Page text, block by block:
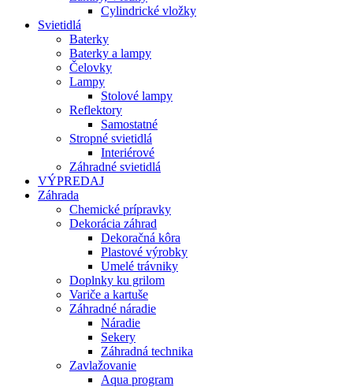
Cylindrické vložky
Svietidlá
Baterky
Baterky a lampy
Čelovky
Lampy
Stolové lampy
Reflektory
Samostatné
Stropné svietidlá
Interiérové
Záhradné svietidlá
VÝPREDAJ
Záhrada
Chemické prípravky
Dekorácia záhrad
Dekoračná kôra
Plastové výrobky
Umelé trávniky
Doplnky ku grilom
Variče a kartuše
Záhradné náradie
Náradie
Sekery
Záhradná technika
Zavlažovanie
Aqua program